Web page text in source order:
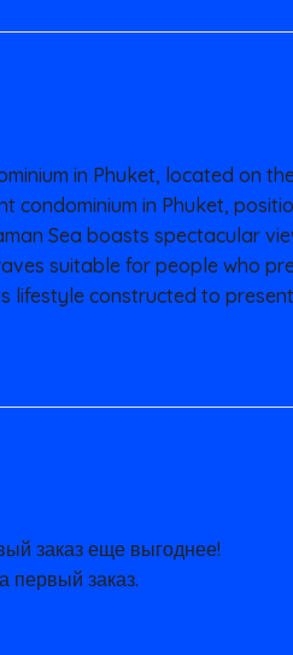
in Phuket, located on
in Phuket,
Sea boasts spectacular
suitable for people who
lifestyle constructed to
заказ еще выгоднее!
первый заказ.